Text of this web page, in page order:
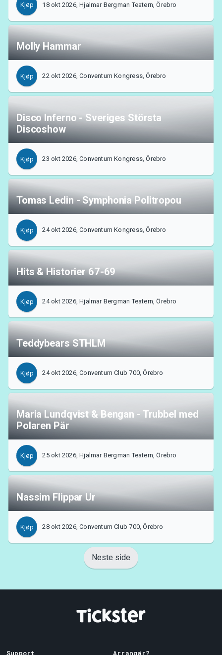
Kjøp 18 okt 2026, Hjalmar Bergman Teatern, Örebro
Molly Hammar
Kjøp 22 okt 2026, Conventum Kongress, Örebro
Disco Inferno - Sveriges Största
Discoshow
Kjøp 23 okt 2026, Conventum Kongress, Örebro
Tomas Ledin - Symphonia Politropou
Kjøp 24 okt 2026, Conventum Kongress, Örebro
Hits & Historier 67-69
Kjøp 24 okt 2026, Hjalmar Bergman Teatern, Örebro
Teddybears STHLM
Kjøp 24 okt 2026, Conventum Club 700, Örebro
Maria Lundqvist & Bengan - Trubbel med
Polaren Pär
Kjøp 25 okt 2026, Hjalmar Bergman Teatern, Örebro
Nassim Flippar Ur
Kjøp 28 okt 2026, Conventum Club 700, Örebro
Neste side
Support Arrangør?